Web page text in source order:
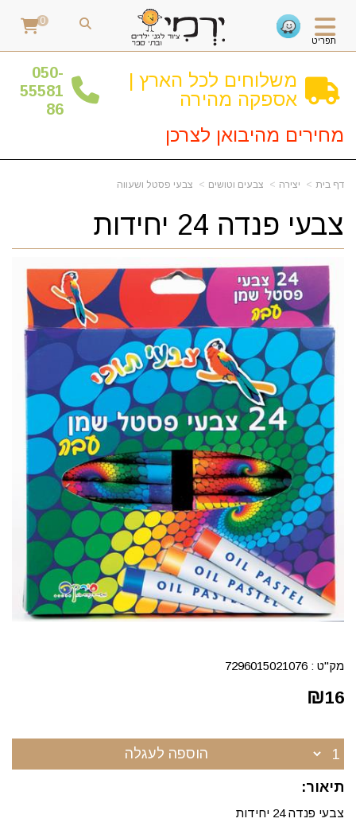
תפריט
0
משלוחים לכל הארץ |
אספקה מהירה
050-
55581
86
מחירים מהיבואן לצרכן
דף בית יצירה צבעים וטושים צבעי פסטל ושעווה
צבעי פנדה 24 יחידות
מק"ט : 7296015021076
₪16
הוספה לעגלה
תיאור:
צבעי פנדה 24 יחידות